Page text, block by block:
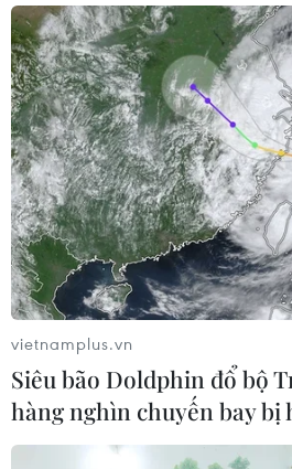
vietnamplus.vn
Siêu bão Doldphin đổ bộ
hàng nghìn chuyến bay bị